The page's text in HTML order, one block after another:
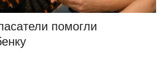
помогли